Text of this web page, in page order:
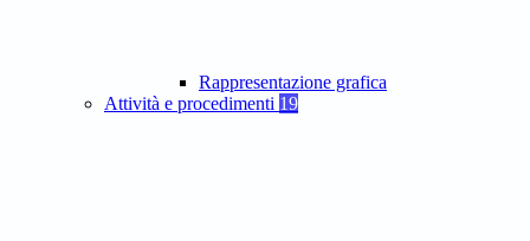
Rappresentazione grafica
Attività e procedimenti 19